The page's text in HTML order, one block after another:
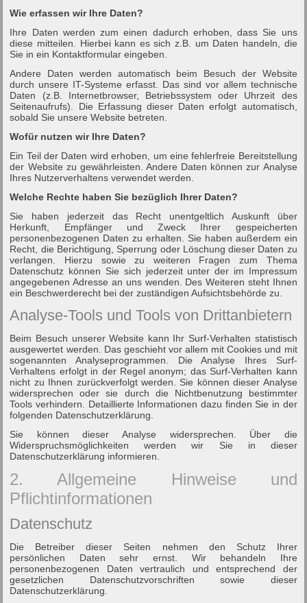
Wie erfassen wir Ihre Daten?
Ihre Daten werden zum einen dadurch erhoben, dass Sie uns
diese mitteilen. Hierbei kann es sich z.B. um Daten handeln, die
Sie in ein Kontaktformular eingeben.
Andere Daten werden automatisch beim Besuch der Website
durch unsere IT-Systeme erfasst. Das sind vor allem technische
Daten (z.B. Internetbrowser, Betriebssystem oder Uhrzeit des
Seitenaufrufs). Die Erfassung dieser Daten erfolgt automatisch,
sobald Sie unsere Website betreten.
Wofür nutzen wir Ihre Daten?
Ein Teil der Daten wird erhoben, um eine fehlerfreie Bereitstellung
der Website zu gewährleisten. Andere Daten können zur Analyse
Ihres Nutzerverhaltens verwendet werden.
Welche Rechte haben Sie bezüglich Ihrer Daten?
Sie haben jederzeit das Recht unentgeltlich Auskunft über
Herkunft, Empfänger und Zweck Ihrer gespeicherten
personenbezogenen Daten zu erhalten. Sie haben außerdem ein
Recht, die Berichtigung, Sperrung oder Löschung dieser Daten zu
verlangen. Hierzu sowie zu weiteren Fragen zum Thema
Datenschutz können Sie sich jederzeit unter der im Impressum
angegebenen Adresse an uns wenden. Des Weiteren steht Ihnen
ein Beschwerderecht bei der zuständigen Aufsichtsbehörde zu.
Analyse-Tools und Tools von Drittanbietern
Beim Besuch unserer Website kann Ihr Surf-Verhalten statistisch
ausgewertet werden. Das geschieht vor allem mit Cookies und mit
sogenannten Analyseprogrammen. Die Analyse Ihres Surf-
Verhaltens erfolgt in der Regel anonym; das Surf-Verhalten kann
nicht zu Ihnen zurückverfolgt werden. Sie können dieser Analyse
widersprechen oder sie durch die Nichtbenutzung bestimmter
Tools verhindern. Detaillierte Informationen dazu finden Sie in der
folgenden Datenschutzerklärung.
Sie können dieser Analyse widersprechen. Über die
Widerspruchsmöglichkeiten werden wir Sie in dieser
Datenschutzerklärung informieren.
2. Allgemeine Hinweise und
Pflichtinformationen
Datenschutz
Die Betreiber dieser Seiten nehmen den Schutz Ihrer
persönlichen Daten sehr ernst. Wir behandeln Ihre
personenbezogenen Daten vertraulich und entsprechend der
gesetzlichen Datenschutzvorschriften sowie dieser
Datenschutzerklärung.